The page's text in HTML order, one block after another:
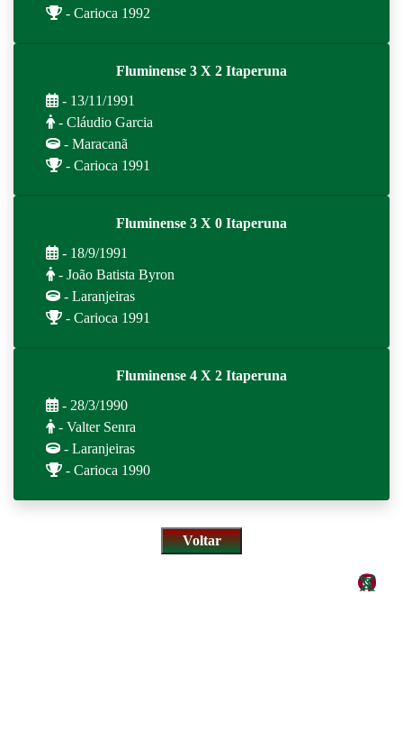
- Carioca 1992
Fluminense 3 X 2 Itaperuna
- 13/11/1991
- Cláudio Garcia
- Maracanã
- Carioca 1991
Fluminense 3 X 0 Itaperuna
- 18/9/1991
- João Batista Byron
- Laranjeiras
- Carioca 1991
Fluminense 4 X 2 Itaperuna
- 28/3/1990
- Valter Senra
- Laranjeiras
- Carioca 1990